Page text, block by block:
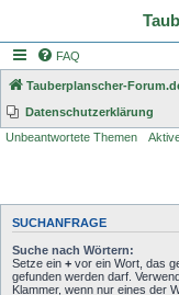
FAQ
Tauberplanscher-
Datenschutzerklärung
Unbeantwortete Themen
SUCHANFRAGE
Suche nach Wörtern:
Setze ein + vor ein Wort, das
gefunden werden darf.
Klammer, wenn nur eines der